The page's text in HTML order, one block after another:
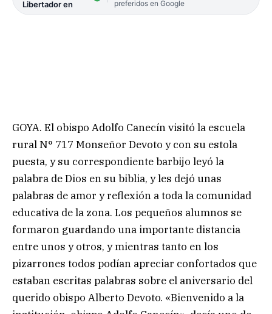
Libertador en
preferidos en Google
GOYA. El obispo Adolfo Canecín visitó la escuela
rural N° 717 Monseñor Devoto y con su estola
puesta, y su correspondiente barbijo leyó la
palabra de Dios en su biblia, y les dejó unas
palabras de amor y reflexión a toda la comunidad
educativa de la zona. Los pequeños alumnos se
formaron guardando una importante distancia
entre unos y otros, y mientras tanto en los
pizarrones todos podían apreciar confortados que
estaban escritas palabras sobre el aniversario del
querido obispo Alberto Devoto. «Bienvenido a la